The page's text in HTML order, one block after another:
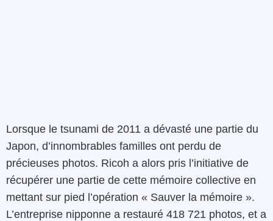
Lorsque le tsunami de 2011 a dévasté une partie du
Japon, d’innombrables familles ont perdu de
précieuses photos. Ricoh a alors pris l’initiative de
récupérer une partie de cette mémoire collective en
mettant sur pied l’opération « Sauver la mémoire ».
L’entreprise nipponne a restauré 418 721 photos, et a